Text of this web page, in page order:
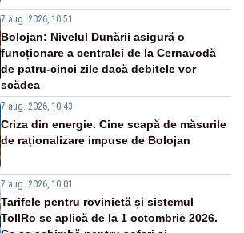
7 aug. 2026, 10:51
Bolojan: Nivelul Dunării asigură o
funcționare a centralei de la Cernavodă
de patru-cinci zile dacă debitele vor
scădea
7 aug. 2026, 10:43
Criza din energie. Cine scapă de măsurile
de raționalizare impuse de Bolojan
7 aug. 2026, 10:01
Tarifele pentru rovinietă și sistemul
TollRo se aplică de la 1 octombrie 2026.